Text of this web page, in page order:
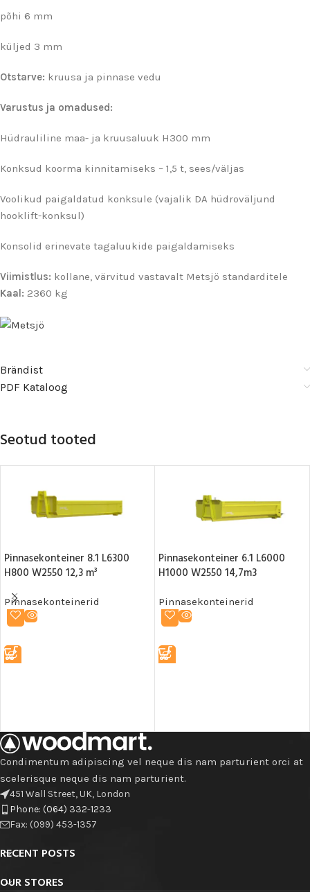
põhi 6 mm
küljed 3 mm
Otstarve: kruusa ja pinnase vedu
Varustus ja omadused:
Hüdrauliline maa- ja kruusaluuk H300 mm
Konksud koorma kinnitamiseks – 1,5 t, sees/väljas
Voolikud paigaldatud konksule (vajalik DA hüdroväljund
hooklift-konksul)
Konsolid erinevate tagaluukide paigaldamiseks
Viimistlus: kollane, värvitud vastavalt Metsjö standarditele
Kaal: 2360 kg
Brändist
PDF Kataloog
Seotud tooted
Pinnasekonteiner 8.1 L6300
H800 W2550 12,3 m³
Pinnasekonteinerid
Pinnasekonteiner 6.1 L6000
H1000 W2550 14,7m3
Pinnasekonteinerid
Condimentum adipiscing vel neque dis nam parturient orci at
scelerisque neque dis nam parturient.
451 Wall Street, UK, London
Phone: (064) 332-1233
Fax: (099) 453-1357
RECENT POSTS
OUR STORES